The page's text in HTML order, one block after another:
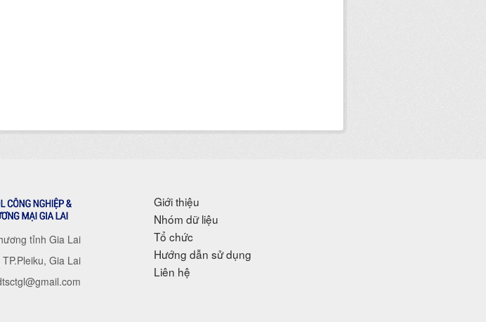
tỉnh Gia Lai
Gia Lai
Giới thiệu
Nhóm dữ liệu
Tổ chức
Hướng dẫn sử dụng
Liên hệ